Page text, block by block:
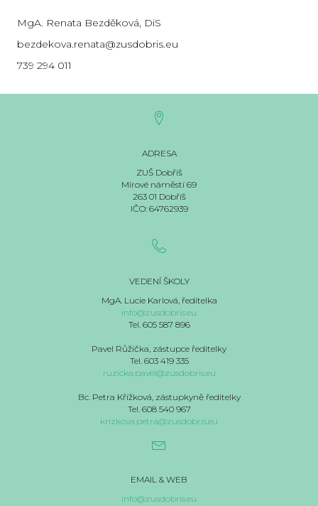
MgA. Renata Bezděková, DiS
bezdekova.renata@zusdobris.eu
739 294 011
ADRESA
ZUŠ Dobříš
Mírové náměstí 69
263 01 Dobříš
IČO: 64762939
VEDENÍ ŠKOLY
MgA. Lucie Karlová, ředitelka
info@zusdobris.eu
Tel. 605 587 896
Pavel Růžička, zástupce ředitelky
Tel. 603 419 335
ruzicka.pavel@zusdobris.eu
Bc. Petra Křížková, zástupkyně ředitelky
Tel. 608 540 967
krizkova.petra@zusdobris.eu
EMAIL & WEB
info@zusdobris.eu